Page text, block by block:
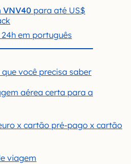
VNV40 para até US$
em português
você precisa saber
aérea certa para a
x cartão pré-pago x cartão
viagem